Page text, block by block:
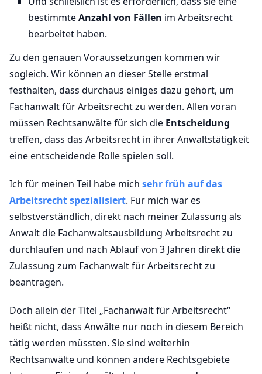
bestimmteAnzahl von Fällen im Arbeitsrecht
bearbeitet haben.
Zu den genauen Voraussetzungen kommen wir
sogleich. Wir können an dieser Stelle erstmal
festhalten, dass durchaus einiges dazu gehört, um
Fachanwalt für Arbeitsrecht zu werden. Allen voran
müssen Rechtsanwälte für sich die Entscheidung
treffen, dass das Arbeitsrecht in ihrer Anwaltstätigkeit
eine entscheidende Rolle spielen soll.
Ich für meinen Teil habe mich sehr früh auf das
Arbeitsrecht spezialisiert. Für mich war es
selbstverständlich, direkt nach meiner Zulassung als
Anwalt die Fachanwaltsausbildung Arbeitsrecht zu
durchlaufen und nach Ablauf von 3 Jahren direkt die
Zulassung zum Fachanwalt für Arbeitsrecht zu
beantragen.
Doch allein der Titel „Fachanwalt für Arbeitsrecht“
heißt nicht, dass Anwälte nur noch in diesem Bereich
tätig werden müssten. Sie sind weiterhin
Rechtsanwälte und können andere Rechtsgebiete